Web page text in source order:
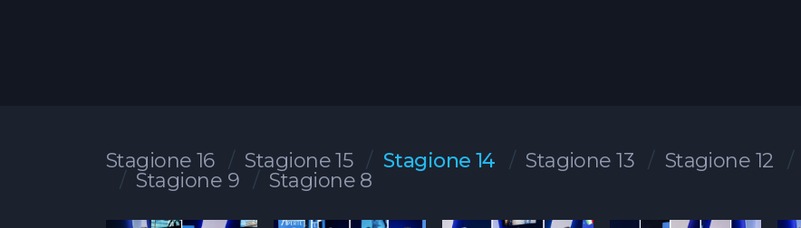
Stagione 16 Stagione 15 Stagione 14 Stagione 13 Stagione 12
Stagione 9
Stagione 8